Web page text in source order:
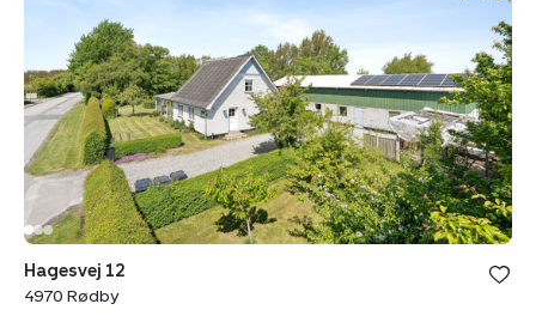
Rødby
Bolig er
under
Hagesvej 12
4970 Rødby